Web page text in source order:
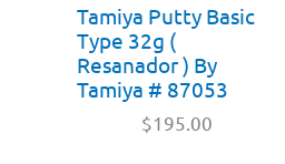
Tamiya Putty Basic
Type 32g (
Resanador ) By
Tamiya # 87053
$195.00